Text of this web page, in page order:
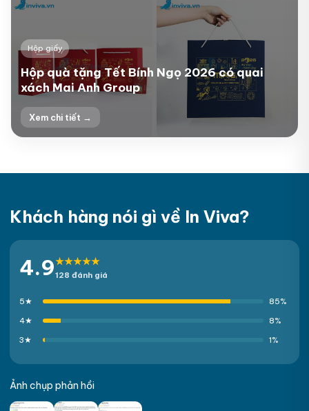
Hộp giấy
Hộp quà tặng Tết Bính Ngọ 2026 có quai
xách Mai Anh Group
Xem chi tiết →
Khách hàng nói gì về In Viva?
4.9★★★★★
128 đánh giá
5★
85%
4★
8%
3★
1%
Ảnh chụp phản hồi